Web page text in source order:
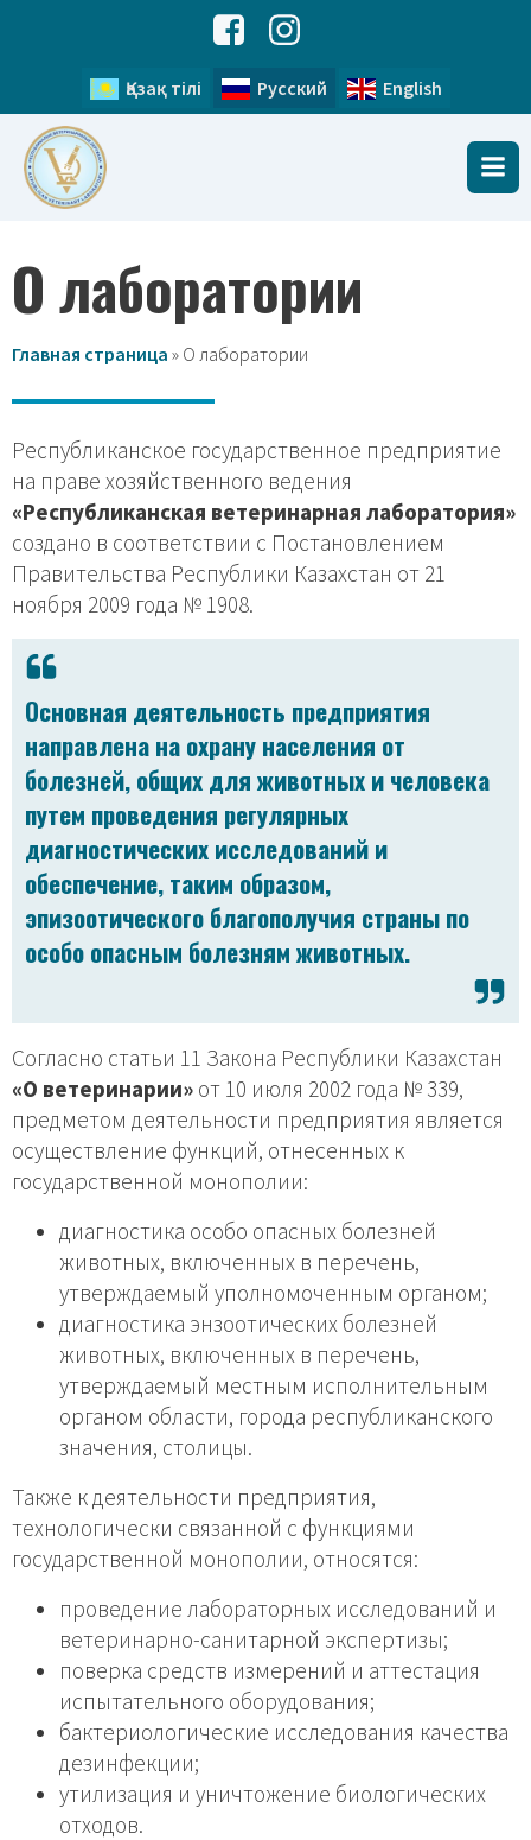
Қазақ тілі Русский English
О лаборатории
Главная страница » О лаборатории
Республиканское государственное предприятие
на праве хозяйственного ведения
«Республиканская ветеринарная лаборатория»
создано в соответствии с Постановлением
Правительства Республики Казахстан от 21
ноября 2009 года № 1908.
Основная деятельность предприятия
направлена на охрану населения от
болезней, общих для животных и человека
путем проведения регулярных
диагностических исследований и
обеспечение, таким образом,
эпизоотического благополучия страны по
особо опасным болезням животных.
Согласно статьи 11 Закона Республики Казахстан
«О ветеринарии» от 10 июля 2002 года № 339,
предметом деятельности предприятия является
осуществление функций, отнесенных к
государственной монополии:
диагностика особо опасных болезней
животных, включенных в перечень,
утверждаемый уполномоченным органом;
диагностика энзоотических болезней
животных, включенных в перечень,
утверждаемый местным исполнительным
органом области, города республиканского
значения, столицы.
Также к деятельности предприятия,
технологически связанной с функциями
государственной монополии, относятся:
проведение лабораторных исследований и
ветеринарно-санитарной экспертизы;
поверка средств измерений и аттестация
испытательного оборудования;
бактериологические исследования качества
дезинфекции;
утилизация и уничтожение биологических
отходов.